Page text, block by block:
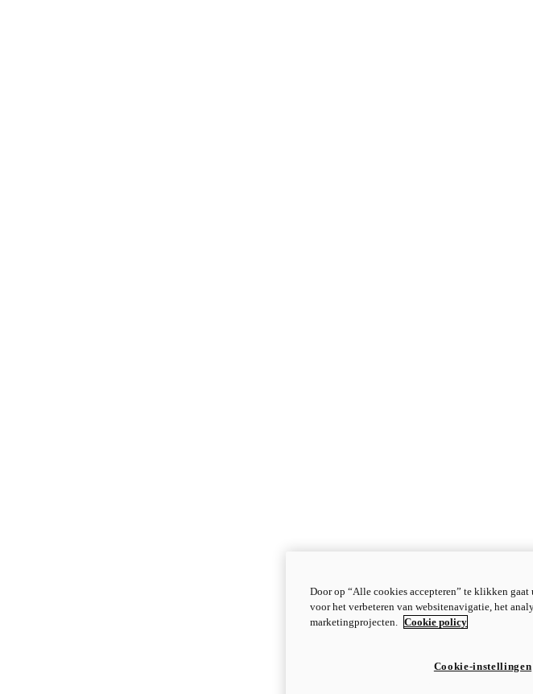
Door op “Alle cookies accepteren” te klikken
voor het verbeteren van websitenavigatie, het
marketingprojecten. Cookie policy
Cookie-instellingen